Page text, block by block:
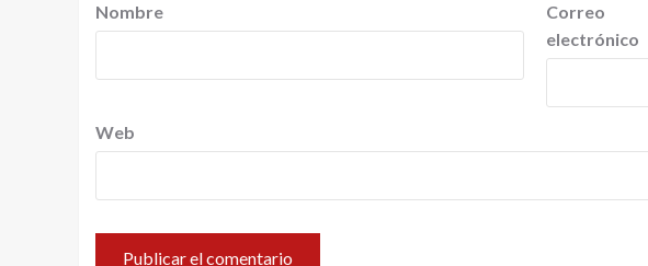
Nombre
Correo
electrónico
Web